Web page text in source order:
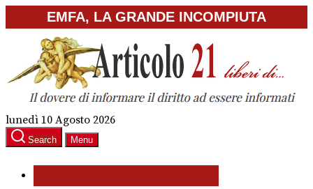
to
content
EMFA, LA GRANDE INCOMPIUTA
lunedì 10 Agosto 2026
Search Menu